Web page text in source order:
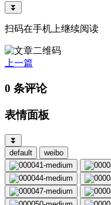
⏬
扫码在手机上继续阅读
上一篇
0 条评论
表情面板
⏬
default
weibo